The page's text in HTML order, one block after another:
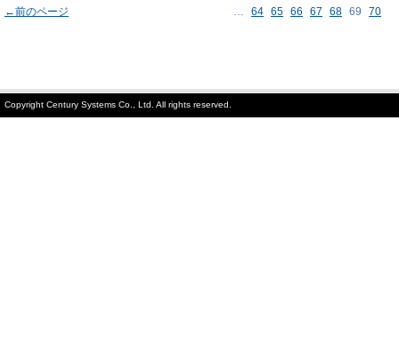
←前のページ … 64 65 66 67 68 69 70
Copyright Century Systems Co., Ltd. All rights reserved.